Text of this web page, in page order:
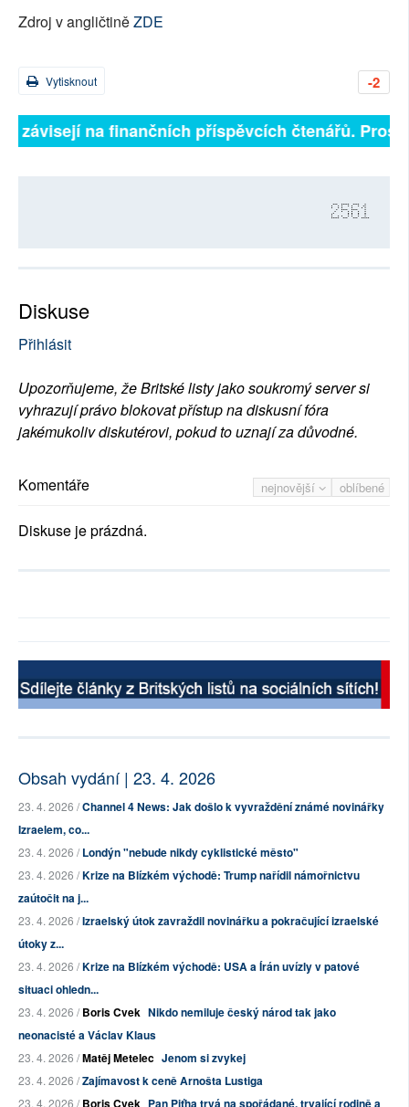
Zdroj v angličtiněZDE
-2
Vytisknout
závisejí na finančních příspěvcích čtenářů.
2561
Diskuse
Přihlásit
Upozorňujeme, že Britské listy jako soukromý server si
vyhrazují právo blokovat přístup na diskusní fóra
jakémukoliv diskutérovi, pokud to uznají za důvodné.
nejnovější oblíbené
Komentáře
Diskuse je prázdná.
Obsah vydání | 23. 4. 2026
23. 4. 2026 /Channel 4 News: Jak došlo k vyvraždění známé novinářky
Izraelem, co...
23. 4. 2026 /Londýn "nebude nikdy cyklistické město"
23. 4. 2026 /Krize na Blízkém východě: Trump nařídil námořnictvu
zaútočit na j...
23. 4. 2026 /Izraelský útok zavraždil novinářku a pokračující izraelské
útoky z...
23. 4. 2026 /Krize na Blízkém východě: USA a Írán uvízly v patové
situaci ohledn...
23. 4. 2026 /Boris Cvek Nikdo nemiluje český národ tak jako
neonacisté a Václav Klaus
23. 4. 2026 /Matěj Metelec Jenom si zvykej
23. 4. 2026 /Zajímavost k ceně Arnošta Lustiga
23. 4. 2026 /Boris Cvek Pan Piťha trvá na spořádané, trvající rodině a